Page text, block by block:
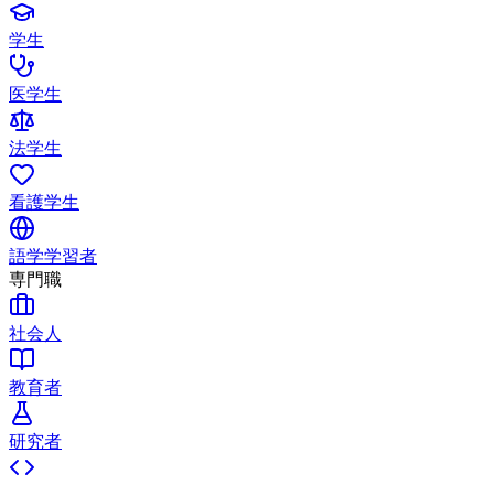
学生
医学生
法学生
看護学生
語学学習者
専門職
社会人
教育者
研究者